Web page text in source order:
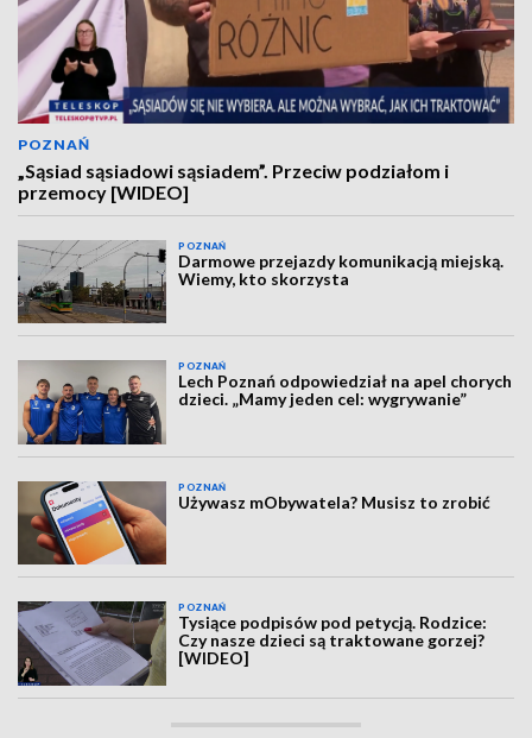
POZNAŃ
„Sąsiad sąsiadowi sąsiadem”. Przeciw podziałom i
przemocy [WIDEO]
POZNAŃ
Darmowe przejazdy komunikacją miejską.
Wiemy, kto skorzysta
POZNAŃ
Lech Poznań odpowiedział na apel chorych
dzieci. „Mamy jeden cel: wygrywanie”
POZNAŃ
Używasz mObywatela? Musisz to zrobić
POZNAŃ
Tysiące podpisów pod petycją. Rodzice:
Czy nasze dzieci są traktowane gorzej?
[WIDEO]